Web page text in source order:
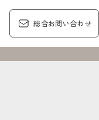
総合お問い合わせ